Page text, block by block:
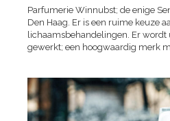
Parfumerie Winnubst; de enige
Den Haag. Er is een ruime keuze
lichaamsbehandelingen. Er wordt
gewerkt; een hoogwaardig merk